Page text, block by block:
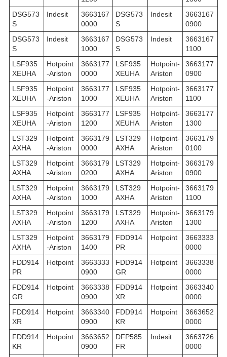
DSG573
S
Indesit
3663167
0000
DSG573
S
Indesit
3663167
0900
DSG573
S
Indesit
3663167
1000
DSG573
S
Indesit
3663167
1100
LSF935
XEUHA
Hotpoint
-Ariston
3663177
0000
LSF935
XEUHA
Hotpoint-
Ariston
3663177
0900
LSF935
XEUHA
Hotpoint
-Ariston
3663177
1000
LSF935
XEUHA
Hotpoint-
Ariston
3663177
1100
LSF935
XEUHA
Hotpoint
-Ariston
3663177
1200
LSF935
XEUHA
Hotpoint-
Ariston
3663177
1300
LST329
AXHA
Hotpoint
-Ariston
3663179
0000
LST329
AXHA
Hotpoint-
Ariston
3663179
0100
LST329
AXHA
Hotpoint
-Ariston
3663179
0200
LST329
AXHA
Hotpoint-
Ariston
3663179
0900
LST329
AXHA
Hotpoint
-Ariston
3663179
1000
LST329
AXHA
Hotpoint-
Ariston
3663179
1100
LST329
AXHA
Hotpoint
-Ariston
3663179
1200
LST329
AXHA
Hotpoint-
Ariston
3663179
1300
LST329
AXHA
Hotpoint
-Ariston
3663179
1400
FDD914
PR
Hotpoint
3663333
0000
FDD914
PR
Hotpoint
3663333
0900
FDD914
GR
Hotpoint
3663338
0000
FDD914
GR
Hotpoint
3663338
0900
FDD914
XR
Hotpoint
3663340
0000
FDD914
XR
Hotpoint
3663340
0900
FDD914
KR
Hotpoint
3663652
0000
FDD914
KR
Hotpoint
3663652
0900
DFP585
FR
Indesit
3663726
0000